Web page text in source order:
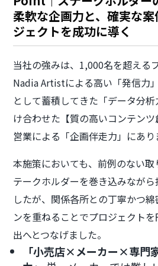
柔軟な企画力と、確実な
ジェクトを成功に導く
当社の強みは、1,000名を超える
Nadia Artistによる高い「発信力
として蓄積してきた「データ分
け合わせた【質の高いコンテン
営業による「企画伴走力」にあり
本施策においても、前例のない
テークホルダーを巻き込みなが
したが、関係各所との丁寧かつ
ンを重ねることでプロジェクト
出へとつなげました。
「小売店×メーカー×専門